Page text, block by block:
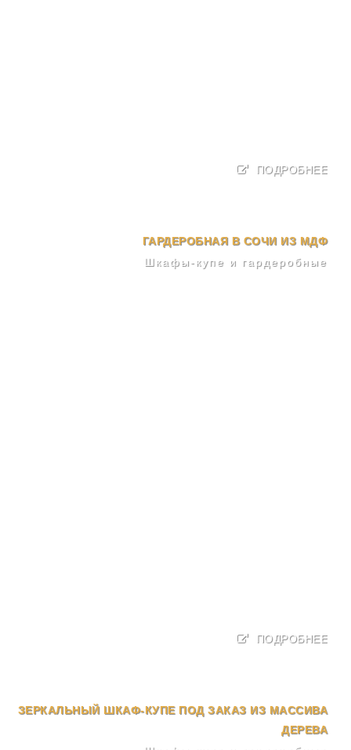
ПОДРОБНЕЕ
ГАРДЕРОБНАЯ В СОЧИ ИЗ МДФ
Шкафы-купе и гардеробные
ПОДРОБНЕЕ
ЗЕРКАЛЬНЫЙ ШКАФ-КУПЕ ПОД ЗАКАЗ ИЗ МАССИВА
ДЕРЕВА